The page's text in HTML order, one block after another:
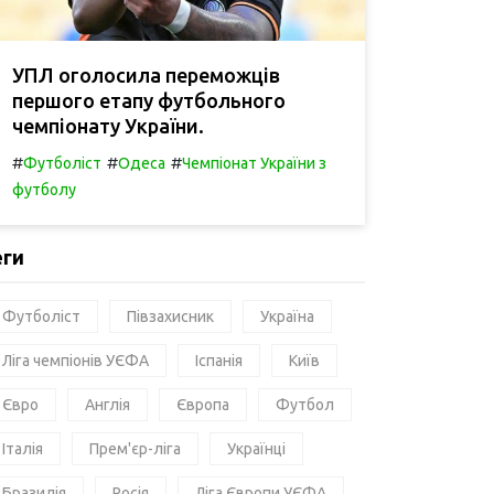
УПЛ оголосила переможців
першого етапу футбольного
чемпіонату України.
#Футболіст #Одеса #Чемпіонат України з
футболу
Футболіст Півзахисник Україна
Ліга чемпіонів УЄФА Іспанія Київ
Євро Англія Європа Футбол
Італія Прем'єр-ліга Українці